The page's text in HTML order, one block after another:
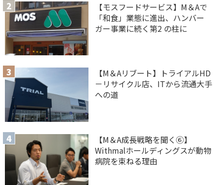
【モスフードサービス】M＆Aで
「和食」業態に進出、ハンバー
ガー事業に続く第2 の柱に
【M＆Aリブート】トライアルHD
－リサイクル店、ITから流通大手
への道
【M＆A 成長戦略を聞く⑥】
Withmalホールディングスが動物
病院を束ねる理由